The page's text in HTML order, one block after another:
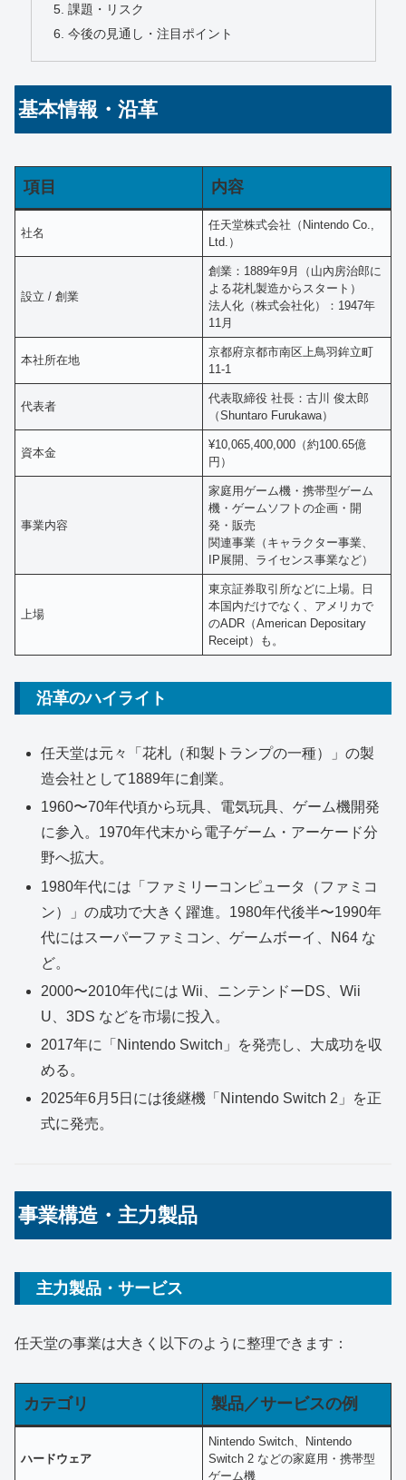
課題・リスク
今後の見通し・注目ポイント
基本情報・沿革
項目 内容
社名
任天堂株式会社（Nintendo Co.,
Ltd.）
設立 / 創業
創業：1889年9月（山內房治郎に
よる花札製造からスタート）
法人化（株式会社化）：1947年
11月
本社所在地
京都府京都市南区上鳥羽鉾立町
11-1
代表者
代表取締役 社長：古川 俊太郎
（Shuntaro Furukawa）
資本金
¥10,065,400,000（約100.65億
円）
事業内容
家庭用ゲーム機・携帯型ゲーム
機・ゲームソフトの企画・開
発・販売
関連事業（キャラクター事業、
IP展開、ライセンス事業など）
上場
東京証券取引所などに上場。日
本国内だけでなく、アメリカで
のADR（American Depositary
Receipt）も。
沿革のハイライト
任天堂は元々「花札（和製トランプの一種）」の製
造会社として1889年に創業。
1960〜70年代頃から玩具、電気玩具、ゲーム機開発
に参入。1970年代末から電子ゲーム・アーケード分
野へ拡大。
1980年代には「ファミリーコンピュータ（ファミコ
ン）」の成功で大きく躍進。1980年代後半〜1990年
代にはスーパーファミコン、ゲームボーイ、N64 な
ど。
2000〜2010年代には Wii、ニンテンドーDS、Wii
U、3DS などを市場に投入。
2017年に「Nintendo Switch」を発売し、大成功を収
める。
2025年6月5日には後継機「Nintendo Switch 2」を正
式に発売。
事業構造・主力製品
主力製品・サービス
任天堂の事業は大きく以下のように整理できます：
カテゴリ 製品／サービスの例
ハードウェア
Nintendo Switch、Nintendo
Switch 2 などの家庭用・携帯型
ゲーム機